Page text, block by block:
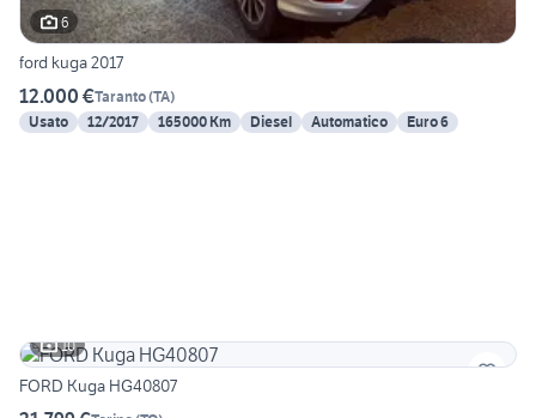
6
ford kuga 2017
12.000 €Taranto(TA)
Usato
12/2017 165000 Km Diesel Automatico Euro 6
10
FORD Kuga HG40807